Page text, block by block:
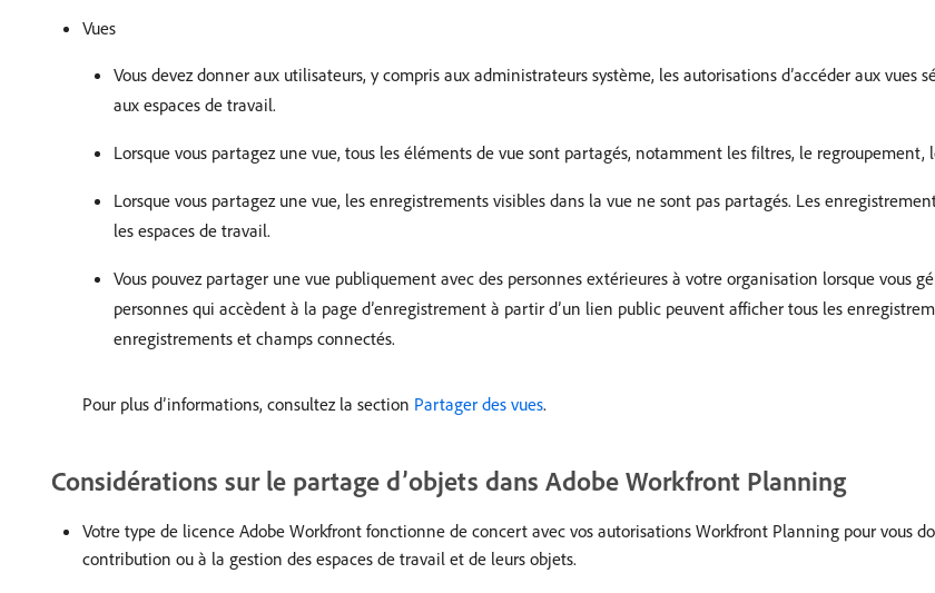
Vues
Vous devez donner aux utilisateurs, y compris aux administrateurs système, les autorisations d’accéder aux vues
aux espaces de travail.
Lorsque vous partagez une vue, tous les éléments de vue sont partagés, notamment les filtres, le regroupement,
Lorsque vous partagez une vue, les enregistrements visibles dans la vue ne sont pas partagés. Les
les espaces de travail.
Vous pouvez partager une vue publiquement avec des personnes extérieures à votre organisation lorsque vous
personnes qui accèdent à la page d’enregistrement à partir d’un lien public peuvent afficher tous les
enregistrements et champs connectés.
Pour plus d’informations, consultez la section Partager des vues.
Considérations sur le partage d’objets dans Adobe Workfront Planning
Votre type de licence Adobe Workfront fonctionne de concert avec vos autorisations Workfront Planning pour vous
contribution ou à la gestion des espaces de travail et de leurs objets.